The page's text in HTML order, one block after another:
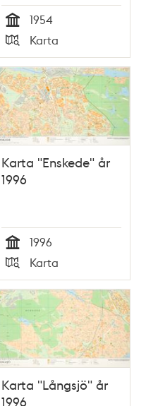
Tid
1954
Typ
Karta
Karta "Enskede" år
1996
Tid
1996
Typ
Karta
Karta "Långsjö" år
1996